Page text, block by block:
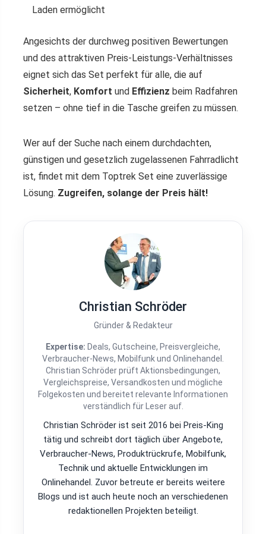
Laden ermöglicht
Angesichts der durchweg positiven Bewertungen
und des attraktiven Preis-Leistungs-Verhältnisses
eignet sich das Set perfekt für alle, die auf
Sicherheit, Komfort und Effizienz beim Radfahren
setzen – ohne tief in die Tasche greifen zu müssen.
Wer auf der Suche nach einem durchdachten,
günstigen und gesetzlich zugelassenen Fahrradlicht
ist, findet mit dem Toptrek Set eine zuverlässige
Lösung. Zugreifen, solange der Preis hält!
Christian Schröder
Gründer & Redakteur
Expertise: Deals, Gutscheine, Preisvergleiche,
Verbraucher-News, Mobilfunk und Onlinehandel.
Christian Schröder prüft Aktionsbedingungen,
Vergleichspreise, Versandkosten und mögliche
Folgekosten und bereitet relevante Informationen
verständlich für Leser auf.
Christian Schröder ist seit 2016 bei Preis-King
tätig und schreibt dort täglich über Angebote,
Verbraucher-News, Produktrückrufe, Mobilfunk,
Technik und aktuelle Entwicklungen im
Onlinehandel. Zuvor betreute er bereits weitere
Blogs und ist auch heute noch an verschiedenen
redaktionellen Projekten beteiligt.